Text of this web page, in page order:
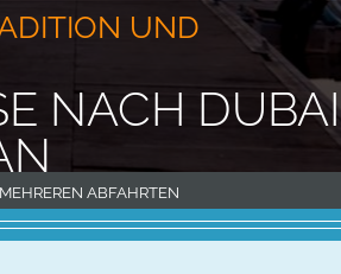
UND
NACH DUBAI
ABFAHRTEN